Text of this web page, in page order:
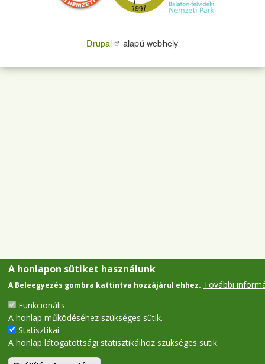
Drupal alapú webhely
A honlapon sütiket használunk
A Beleegyezés gombra kattintva hozzájárul ehhez. További
Funkcionális
A honlap működéséhez szükséges sütik.
Statisztikai
A honlap látogatottsági statisztikáihoz szükséges sütik.